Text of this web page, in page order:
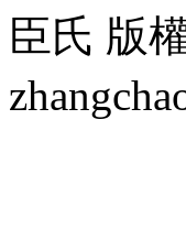
臣氏 版